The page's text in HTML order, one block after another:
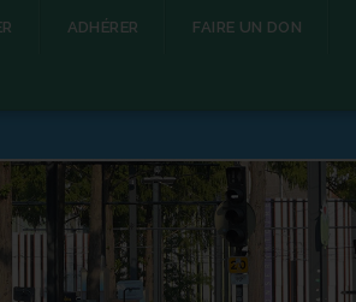
ADHÉRER FAIRE UN DON